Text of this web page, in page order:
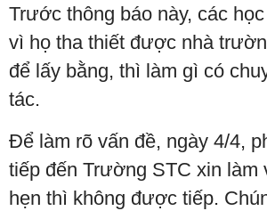
Trước thông báo này, các học
vì họ tha thiết được nhà
để lấy bằng, thì làm gì có
tác.
Để làm rõ vấn đề, ngày 4/4,
tiếp đến Trường STC xin làm
hẹn thì không được tiếp.